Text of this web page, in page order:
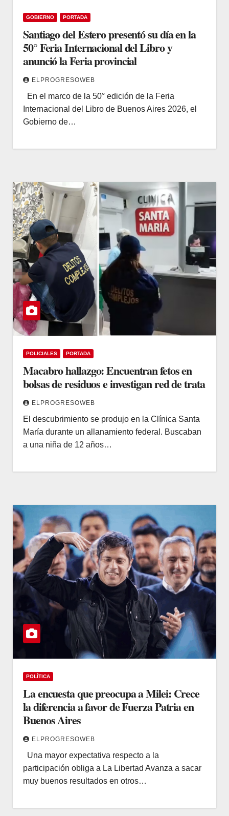
GOBIERNO PORTADA
Santiago del Estero presentó su día en la
50° Feria Internacional del Libro y
anunció la Feria provincial
ELPROGRESOWEB
En el marco de la 50° edición de la Feria
Internacional del Libro de Buenos Aires 2026, el
Gobierno de…
POLICIALES PORTADA
Macabro hallazgo: Encuentran fetos en
bolsas de residuos e investigan red de trata
ELPROGRESOWEB
El descubrimiento se produjo en la Clínica Santa
María durante un allanamiento federal. Buscaban
a una niña de 12 años…
POLÍTICA
La encuesta que preocupa a Milei: Crece
la diferencia a favor de Fuerza Patria en
Buenos Aires
ELPROGRESOWEB
Una mayor expectativa respecto a la
participación obliga a La Libertad Avanza a sacar
muy buenos resultados en otros…